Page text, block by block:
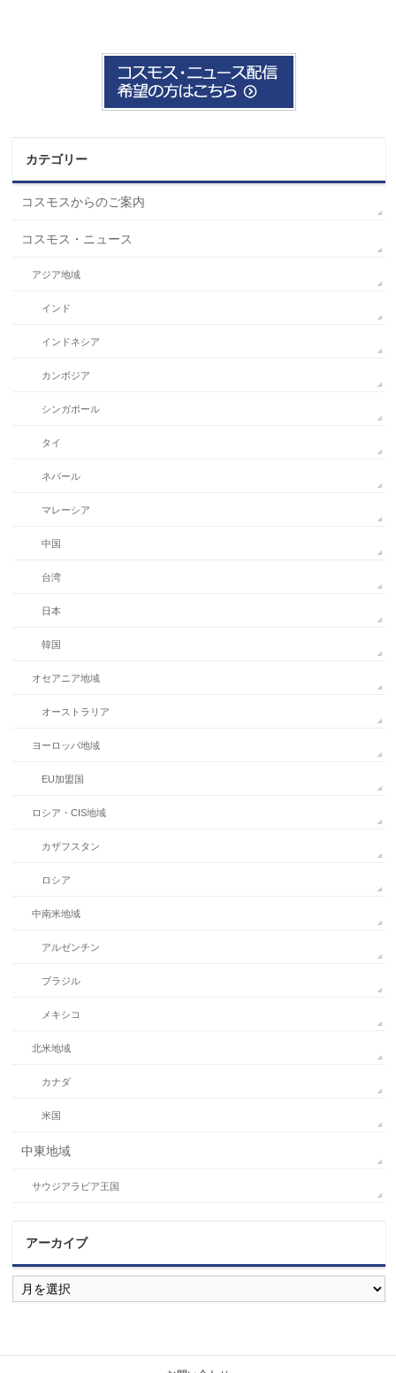
カテゴリー
コスモスからのご案内
コスモス・ニュース
アジア地域
インド
インドネシア
カンボジア
シンガポール
タイ
ネパール
マレーシア
中国
台湾
日本
韓国
オセアニア地域
オーストラリア
ヨーロッパ地域
EU加盟国
ロシア・CIS地域
カザフスタン
ロシア
中南米地域
アルゼンチン
ブラジル
メキシコ
北米地域
カナダ
米国
中東地域
サウジアラビア王国
アーカイブ
ア
ー
カ